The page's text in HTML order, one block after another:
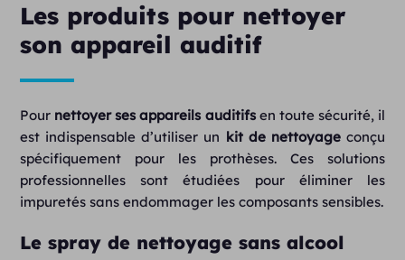
Les produits pour nettoyer
son appareil auditif
Pour nettoyer ses appareils auditifsen toute sécurité, il
est indispensable d’utiliser un kit de nettoyage conçu
spécifiquement pour les prothèses. Ces solutions
professionnelles sont étudiées pour éliminer les
impuretés sans endommager les composants sensibles.
Le spray de nettoyage sans alcool